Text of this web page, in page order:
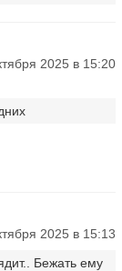
2025 в 15:20
2025 в 15:13
Бежать ему